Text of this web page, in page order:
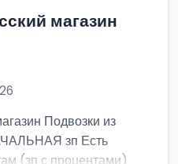
магазин
Подвозки из
зп Есть